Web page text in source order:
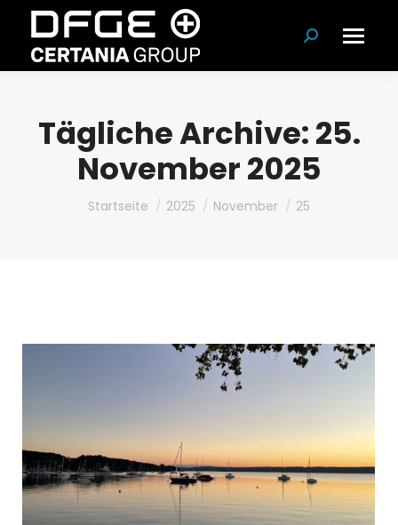
Suchen:
Tägliche Archive:25.
November 2025
Du bist hier:
Startseite 2025 November 25